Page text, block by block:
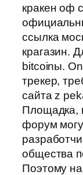
кракен оф
ссылка
крагазин.
bitcoinы.
трекер,
сайта z
Площадка,
форум
общества
Поэтому